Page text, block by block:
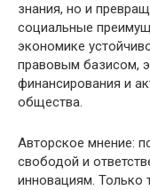
знания, но и
социальные
экономике
правовым базисом,
финансирования и
общества.
Авторское мнение:
свободой и
инновациям. Только